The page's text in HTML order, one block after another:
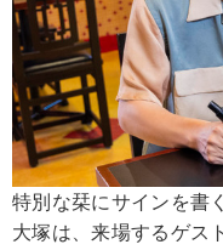
特別な栞にサインを書
大塚は、来場するゲス